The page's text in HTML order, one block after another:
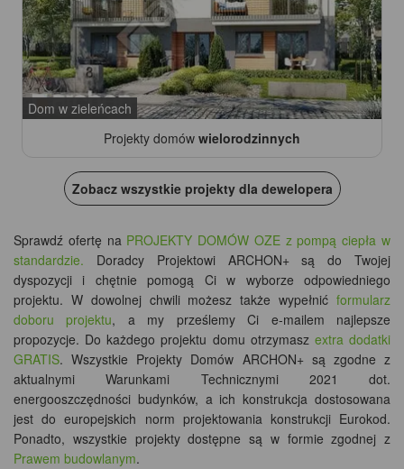
Dom w zieleńcach
Projekty domów wielorodzinnych
Zobacz wszystkie projekty dla dewelopera
Sprawdź ofertę na PROJEKTY DOMÓW OZE z pompą ciepła w
standardzie. Doradcy Projektowi ARCHON+ są do Twojej
dyspozycji i chętnie pomogą Ci w wyborze odpowiedniego
projektu. W dowolnej chwili możesz także wypełnić formularz
doboru projektu, a my prześlemy Ci e-mailem najlepsze
propozycje. Do każdego projektu domu otrzymasz extra dodatki
GRATIS. Wszystkie Projekty Domów ARCHON+ są zgodne z
aktualnymi Warunkami Technicznymi 2021 dot.
energooszczędności budynków, a ich konstrukcja dostosowana
jest do europejskich norm projektowania konstrukcji Eurokod.
Ponadto, wszystkie projekty dostępne są w formie zgodnej z
Prawem budowlanym.